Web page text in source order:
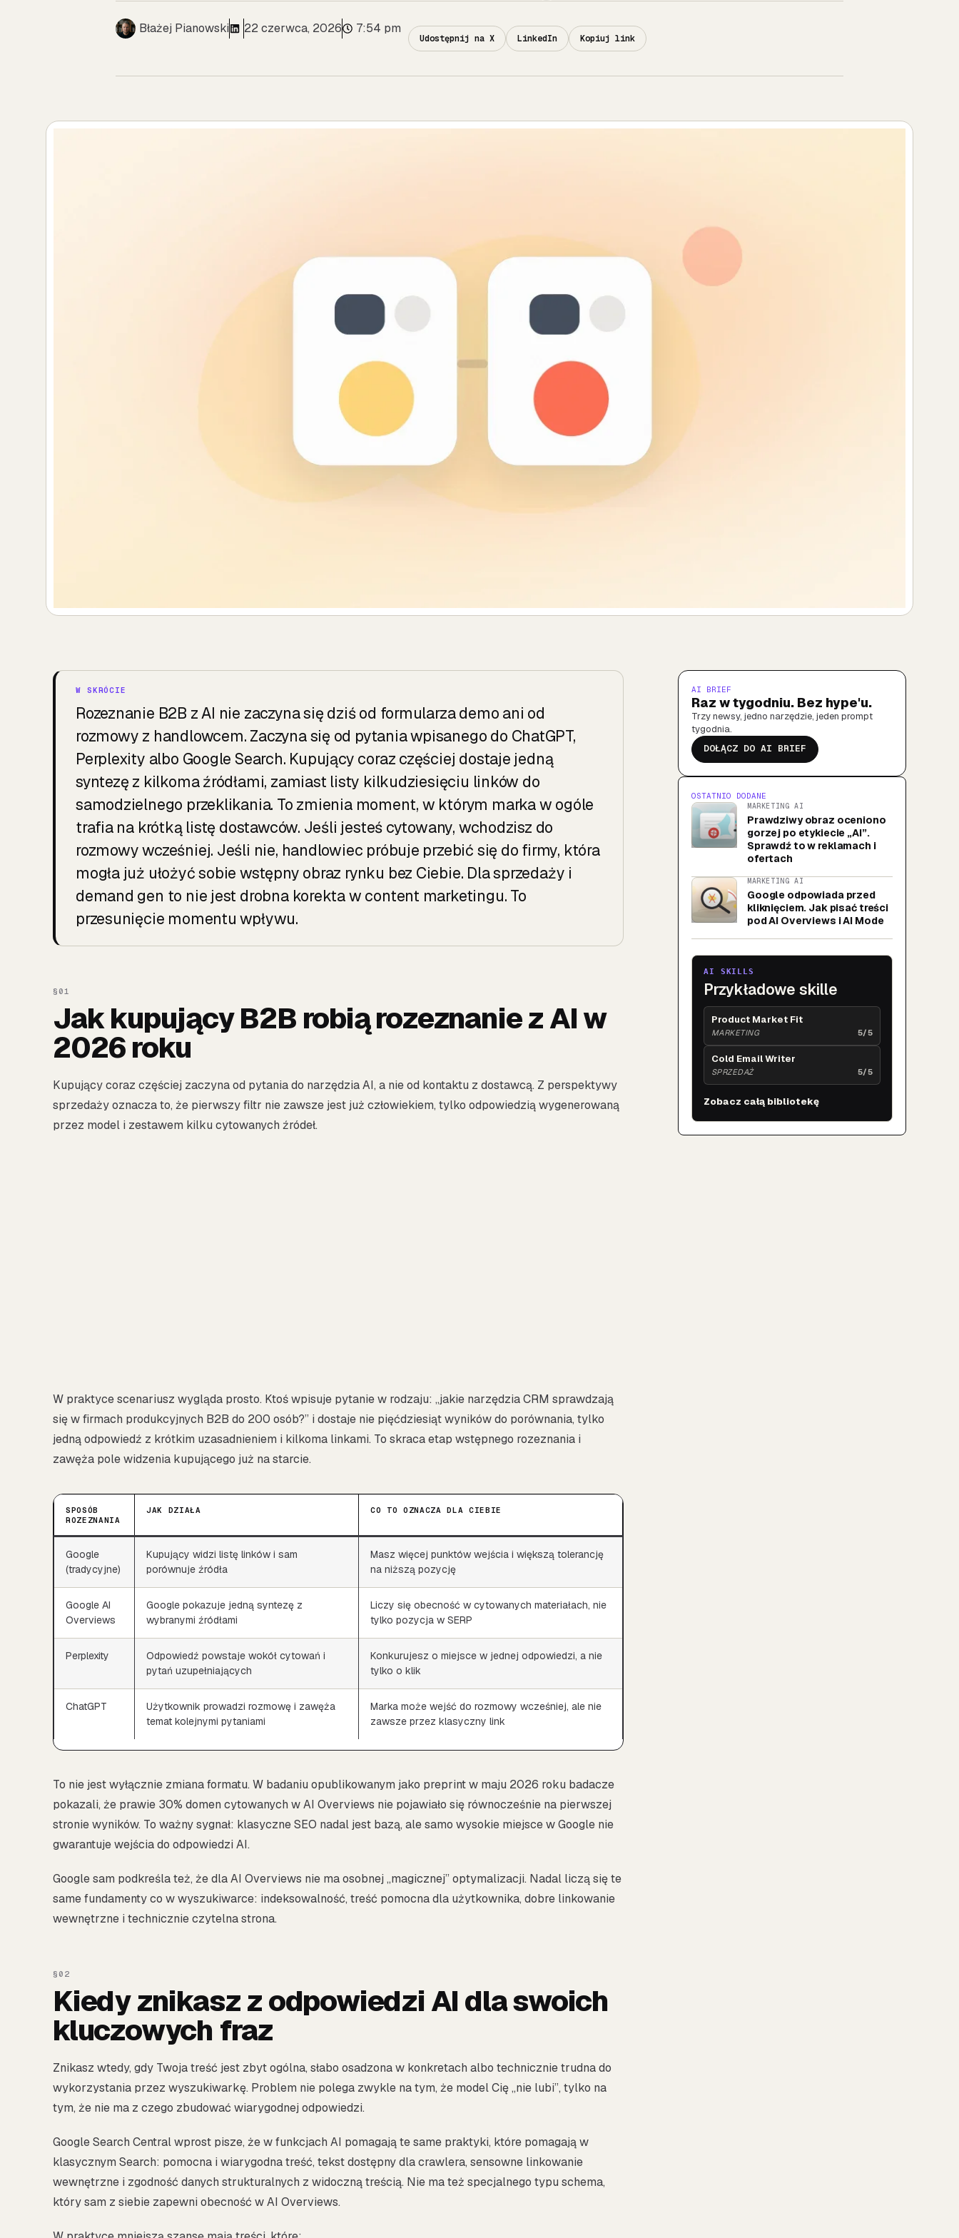
Błażej Pianowski 22 czerwca, 2026 7:54 pm
Udostępnij na X LinkedIn Kopiuj link
Rozeznanie B2B z AI nie zaczyna się dziś od formularza demo ani od
rozmowy z handlowcem. Zaczyna się od pytania wpisanego do ChatGPT,
Perplexity albo Google Search. Kupujący coraz częściej dostaje jedną
syntezę z kilkoma źródłami, zamiast listy kilkudziesięciu linków do
samodzielnego przeklikania. To zmienia moment, w którym marka w ogóle
trafia na krótką listę dostawców. Jeśli jesteś cytowany, wchodzisz do
rozmowy wcześniej. Jeśli nie, handlowiec próbuje przebić się do firmy, która
mogła już ułożyć sobie wstępny obraz rynku bez Ciebie. Dla sprzedaży i
demand gen to nie jest drobna korekta w content marketingu. To
przesunięcie momentu wpływu.
Jak kupujący B2B robią rozeznanie z AI w
2026 roku
Kupujący coraz częściej zaczyna od pytania do narzędzia AI, a nie od kontaktu z dostawcą. Z perspektywy
sprzedaży oznacza to, że pierwszy filtr nie zawsze jest już człowiekiem, tylko odpowiedzią wygenerowaną
przez model i zestawem kilku cytowanych źródeł.
W praktyce scenariusz wygląda prosto. Ktoś wpisuje pytanie w rodzaju: „jakie narzędzia CRM sprawdzają
się w firmach produkcyjnych B2B do 200 osób?” i dostaje nie pięćdziesiąt wyników do porównania, tylko
jedną odpowiedź z krótkim uzasadnieniem i kilkoma linkami. To skraca etap wstępnego rozeznania i
zawęża pole widzenia kupującego już na starcie.
SPOSÓB
ROZEZNANIA
JAK DZIAŁA CO TO OZNACZA DLA CIEBIE
Google
(tradycyjne)
Kupujący widzi listę linków i sam
porównuje źródła
Masz więcej punktów wejścia i większą tolerancję
na niższą pozycję
Google AI
Overviews
Google pokazuje jedną syntezę z
wybranymi źródłami
Liczy się obecność w cytowanych materiałach, nie
tylko pozycja w SERP
Perplexity
Odpowiedź powstaje wokół cytowań i
pytań uzupełniających
Konkurujesz o miejsce w jednej odpowiedzi, a nie
tylko o klik
ChatGPT
Użytkownik prowadzi rozmowę i zawęża
temat kolejnymi pytaniami
Marka może wejść do rozmowy wcześniej, ale nie
zawsze przez klasyczny link
To nie jest wyłącznie zmiana formatu. W badaniu opublikowanym jako preprint w maju 2026 roku badacze
pokazali, że prawie 30% domen cytowanych w AI Overviews nie pojawiało się równocześnie na pierwszej
stronie wyników. To ważny sygnał: klasyczne SEO nadal jest bazą, ale samo wysokie miejsce w Google nie
gwarantuje wejścia do odpowiedzi AI.
Google sam podkreśla też, że dla AI Overviews nie ma osobnej „magicznej” optymalizacji. Nadal liczą się te
same fundamenty co w wyszukiwarce: indeksowalność, treść pomocna dla użytkownika, dobre linkowanie
wewnętrzne i technicznie czytelna strona.
Kiedy znikasz z odpowiedzi AI dla swoich
kluczowych fraz
Znikasz wtedy, gdy Twoja treść jest zbyt ogólna, słabo osadzona w konkretach albo technicznie trudna do
wykorzystania przez wyszukiwarkę. Problem nie polega zwykle na tym, że model Cię „nie lubi”, tylko na
tym, że nie ma z czego zbudować wiarygodnej odpowiedzi.
Google Search Central wprost pisze, że w funkcjach AI pomagają te same praktyki, które pomagają w
klasycznym Search: pomocna i wiarygodna treść, tekst dostępny dla crawlera, sensowne linkowanie
wewnętrzne i zgodność danych strukturalnych z widoczną treścią. Nie ma też specjalnego typu schema,
który sam z siebie zapewni obecność w AI Overviews.
AI BRIEF
Raz w tygodniu. Bez hype'u.
Trzy newsy, jedno narzędzie, jeden prompt
tygodnia.
DOŁĄCZ DO AI BRIEF
OSTATNIO DODANE
MARKETING AI
Prawdziwy obraz oceniono
gorzej po etykiecie „AI”.
Sprawdź to w reklamach i
ofertach
MARKETING AI
Google odpowiada przed
kliknięciem. Jak pisać treści
pod AI Overviews i AI Mode
AI SKILLS
Przykładowe skille
Product Market Fit
MARKETING 5/5
Cold Email Writer
SPRZEDAŻ 5/5
Zobacz całą bibliotekę